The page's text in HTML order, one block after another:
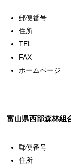
郵便番号
住所 富山
TEL 076-
FAX
ホームペー
富山県西部森林組
郵便番号
住所 南砺